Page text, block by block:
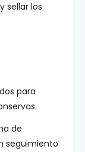
sellar los
para
de
seguimiento